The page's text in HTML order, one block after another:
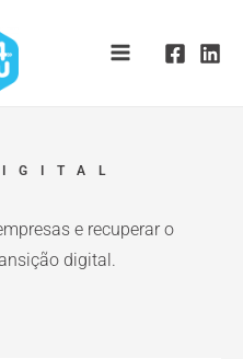
Menu
e recuperar o
digital.